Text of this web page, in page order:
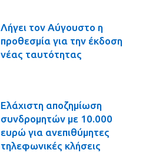
Λήγει τον Αύγουστο η
προθεσμία για την έκδοση
νέας ταυτότητας
Ελάχιστη αποζημίωση
συνδρομητών με 10.000
ευρώ για ανεπιθύμητες
τηλεφωνικές κλήσεις